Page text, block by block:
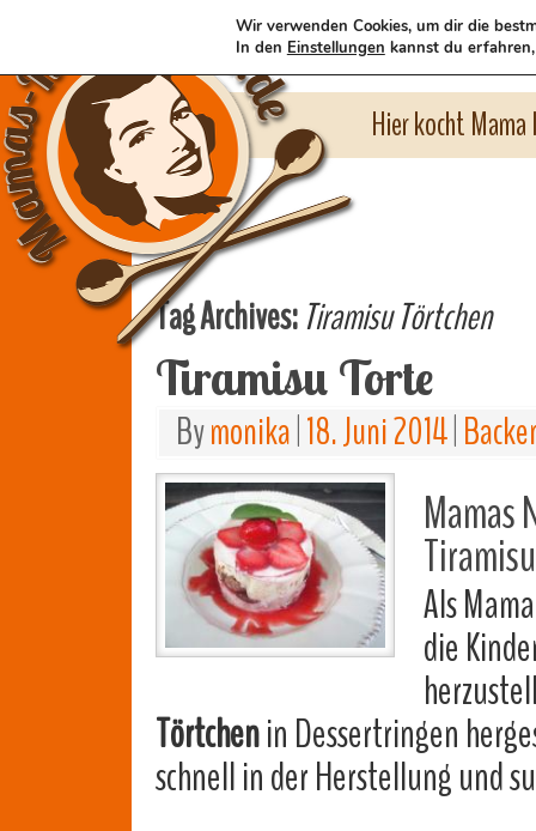
Hier kocht
Tag Archives:Tiramisu Törtchen
Tiramisu Torte
Bymonika 18. Juni 2014
Mamas
Als
die
Törtchenin Dessertringen
schnell in der Herstellung und
Wir verwenden Cookies, um dir die
In den Einstellungen kannst du